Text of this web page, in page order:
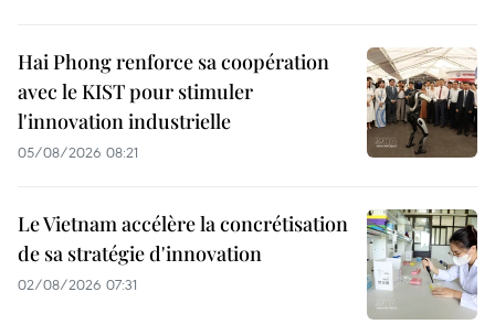
Hai Phong renforce sa coopération
avec le KIST pour stimuler
l'innovation industrielle
05/08/2026 08:21
Le Vietnam accélère la concrétisation
de sa stratégie d'innovation
02/08/2026 07:31